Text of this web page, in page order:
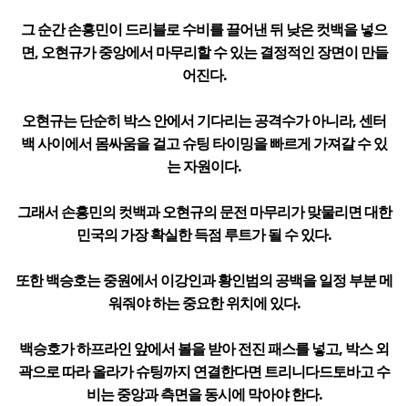
그 순간 손흥민이 드리블로 수비를 끌어낸 뒤 낮은 컷백을 넣으
면, 오현규가 중앙에서 마무리할 수 있는 결정적인 장면이 만들
어진다.
오현규는 단순히 박스 안에서 기다리는 공격수가 아니라, 센터
백 사이에서 몸싸움을 걸고 슈팅 타이밍을 빠르게 가져갈 수 있
는 자원이다.
그래서 손흥민의 컷백과 오현규의 문전 마무리가 맞물리면 대한
민국의 가장 확실한 득점 루트가 될 수 있다.
또한 백승호는 중원에서 이강인과 황인범의 공백을 일정 부분 메
워줘야 하는 중요한 위치에 있다.
백승호가 하프라인 앞에서 볼을 받아 전진 패스를 넣고, 박스 외
곽으로 따라 올라가 슈팅까지 연결한다면 트리니다드토바고 수
비는 중앙과 측면을 동시에 막아야 한다.